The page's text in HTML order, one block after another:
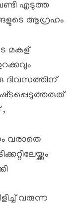
എടുത്ത
ആഗ്രഹം
മകള്
ദിവസത്തിന്
,
വരാതെ
വരുന്ന